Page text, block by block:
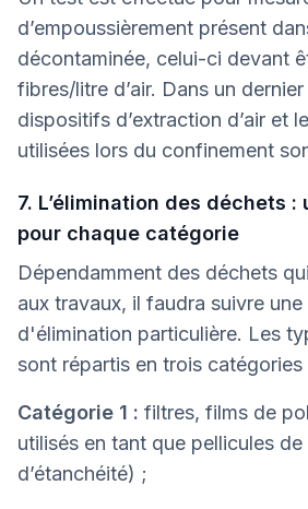
d’empoussièrement présent
décontaminée, celui-ci devant
fibres/litre d’air. Dans un
dispositifs d’extraction d’air et
utilisées lors du confinement
7. L’élimination des déchets
pour chaque catégorie
Dépendamment des déchets
aux travaux, il faudra suivre
d'élimination particulière. Les
sont répartis en trois catégories
Catégorie 1 : filtres, films de
utilisés en tant que pellicules
d’étanchéité) ;